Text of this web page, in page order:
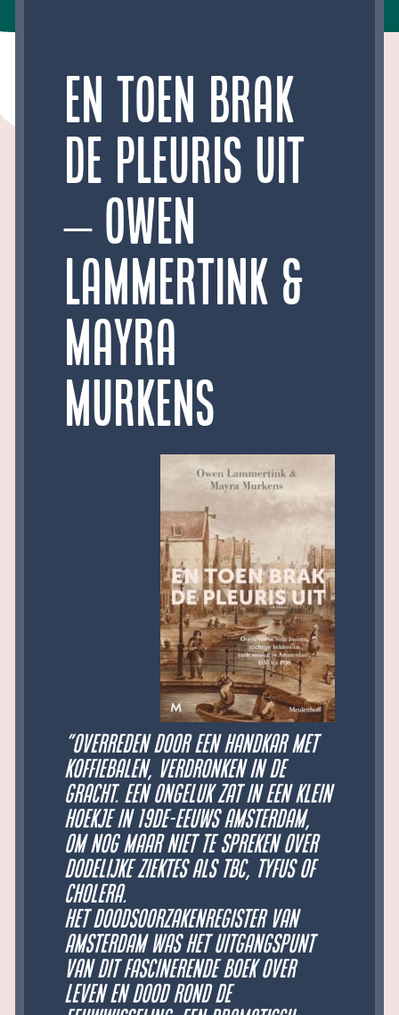
En toen brak
de pleuris uit
– Owen
Lammertink &
Mayra
Murkens
”Overreden door een handkar met
koffiebalen, verdronken in de
gracht. Een ongeluk zat in een klein
hoekje in 19de-eeuws Amsterdam,
om nog maar niet te spreken over
dodelijke ziektes als TBC, tyfus of
cholera.
Het doodsoorzakenregister van
Amsterdam was het uitgangspunt
van dit fascinerende boek over
leven en dood rond de